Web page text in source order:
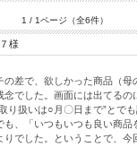
1 / 1ページ（全6件）
様
の差で、欲しかった商品（母
念でした。画面には出てるの
り扱いは○月〇日まで”とで
、「いつもいつも良い商品
りでした。ということで、今